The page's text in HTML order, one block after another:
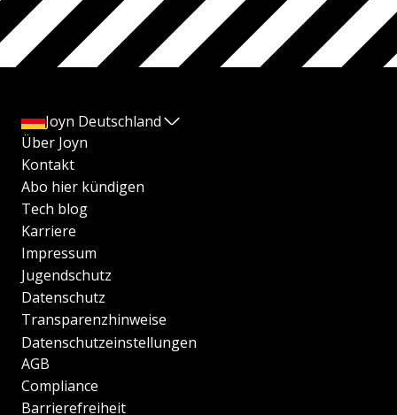
Joyn Deutschland
Über Joyn
Kontakt
Abo hier kündigen
Tech blog
Karriere
Impressum
Jugendschutz
Datenschutz
Transparenzhinweise
Datenschutzeinstellungen
AGB
Compliance
Barrierefreiheit